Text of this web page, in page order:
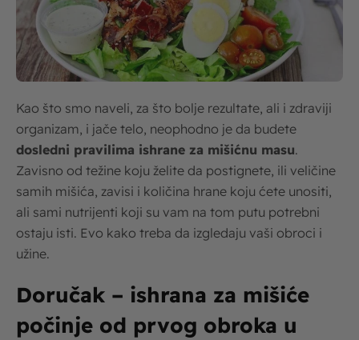
Kao što smo naveli, za što bolje rezultate, ali i zdraviji
organizam, i jače telo, neophodno je da budete
dosledni pravilima ishrane za mišićnu masu.
Zavisno od težine koju želite da postignete, ili veličine
samih mišića, zavisi i količina hrane koju ćete unositi,
ali sami nutrijenti koji su vam na tom putu potrebni
ostaju isti. Evo kako treba da izgledaju vaši obroci i
užine.
Doručak – ishrana za mišiće
počinje od prvog obroka u